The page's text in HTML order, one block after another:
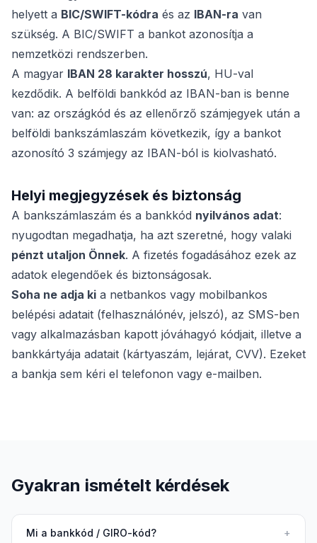
helyett a BIC/SWIFT-kódra és az IBAN-ra van
szükség. A BIC/SWIFT a bankot azonosítja a
nemzetközi rendszerben.
A magyar IBAN 28 karakter hosszú, HU-val
kezdődik. A belföldi bankkód az IBAN-ban is benne
van: az országkód és az ellenőrző számjegyek után a
belföldi bankszámlaszám következik, így a bankot
azonosító 3 számjegy az IBAN-ból is kiolvasható.
Helyi megjegyzések és biztonság
A bankszámlaszám és a bankkód nyilvános adat:
nyugodtan megadhatja, ha azt szeretné, hogy valaki
pénzt utaljon Önnek. A fizetés fogadásához ezek az
adatok elegendőek és biztonságosak.
Soha ne adja ki a netbankos vagy mobilbankos
belépési adatait (felhasználónév, jelszó), az SMS-ben
vagy alkalmazásban kapott jóváhagyó kódjait, illetve a
bankkártyája adatait (kártyaszám, lejárat, CVV). Ezeket
a bankja sem kéri el telefonon vagy e-mailben.
Gyakran ismételt kérdések
Mi a bankkód / GIRO-kód? +